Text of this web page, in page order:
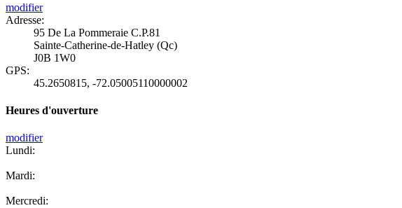
modifier
Adresse:
95 De La Pommeraie C.P.81
Sainte-Catherine-de-Hatley (Qc)
J0B 1W0
GPS:
45.2650815, -72.05005110000002
Heures d'ouverture
modifier
Lundi:
Mardi:
Mercredi: